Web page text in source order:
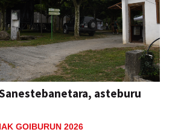
asteburu
GOIBURUN 2026